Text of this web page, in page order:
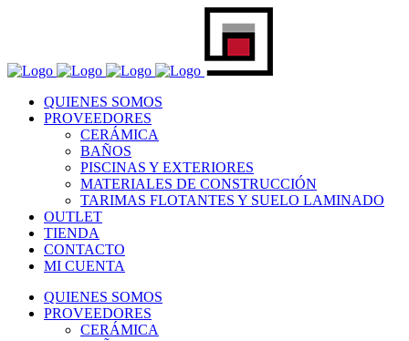
QUIENES SOMOS
PROVEEDORES
CERÁMICA
BAÑOS
PISCINAS Y EXTERIORES
MATERIALES DE CONSTRUCCIÓN
TARIMAS FLOTANTES Y SUELO LAMINADO
OUTLET
TIENDA
CONTACTO
MI CUENTA
QUIENES SOMOS
PROVEEDORES
CERÁMICA